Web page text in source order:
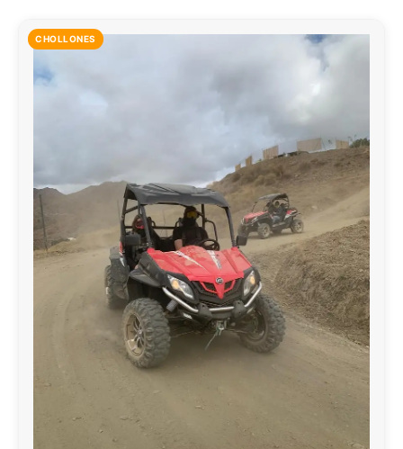
CHOLLONES